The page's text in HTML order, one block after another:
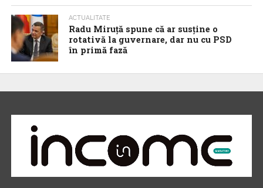
ACTUALITATE
Radu Miruţă spune că ar susţine o
rotativă la guvernare, dar nu cu PSD
în primă fază